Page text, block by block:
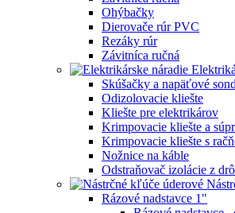
Ohýbačky
Dierovače rúr PVC
Rezáky rúr
Závitníca ručná
Skúšačky a napäťové
Odizolovacie kliešte
Kliešte pre elektrikárov
Krimpovacie kliešte a
Krimpovacie kliešte s
Nožnice na káble
Odstraňovač izolácie z
Rázové nadstavce 1"